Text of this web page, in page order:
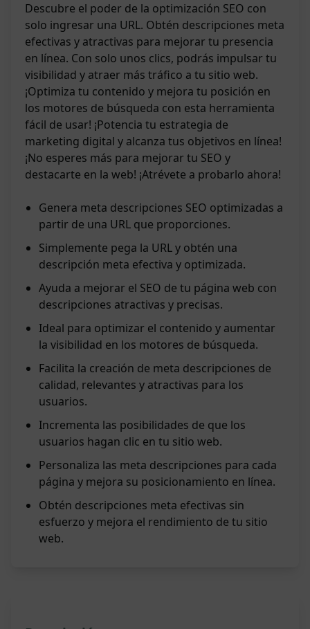
Descubre el poder de la optimización SEO con
solo ingresar una URL. Obtén descripciones meta
efectivas y atractivas para mejorar tu presencia
en línea. Con solo unos clics, podrás impulsar tu
visibilidad y atraer más tráfico a tu sitio web.
¡Optimiza tu contenido y mejora tu posición en
los motores de búsqueda con esta herramienta
fácil de usar! ¡Potencia tu estrategia de
marketing digital y alcanza tus objetivos en línea!
¡No esperes más para mejorar tu SEO y
destacarte en la web! ¡Atrévete a probarlo ahora!
Genera meta descripciones SEO optimizadas a
partir de una URL que proporciones.
Simplemente pega la URL y obtén una
descripción meta efectiva y optimizada.
Ayuda a mejorar el SEO de tu página web con
descripciones atractivas y precisas.
Ideal para optimizar el contenido y aumentar
la visibilidad en los motores de búsqueda.
Facilita la creación de meta descripciones de
calidad, relevantes y atractivas para los
usuarios.
Incrementa las posibilidades de que los
usuarios hagan clic en tu sitio web.
Personaliza las meta descripciones para cada
página y mejora su posicionamiento en línea.
Obtén descripciones meta efectivas sin
esfuerzo y mejora el rendimiento de tu sitio
web.